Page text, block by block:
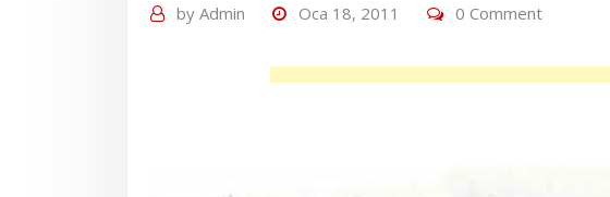
by Admin Oca 18, 2011 0 Comment